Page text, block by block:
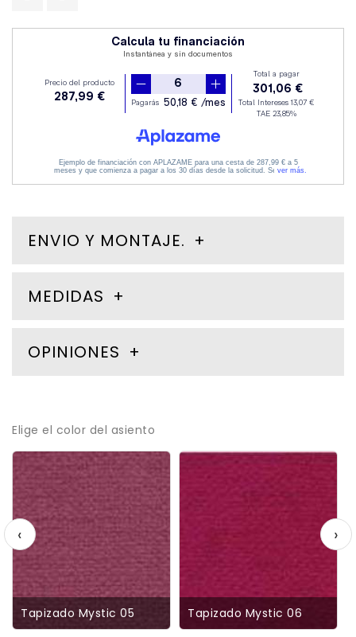
ENVIO Y MONTAJE.
MEDIDAS
OPINIONES
Elige el color del asiento
Tapizado Mystic 05 Tapizado Mystic 06
‹ ›